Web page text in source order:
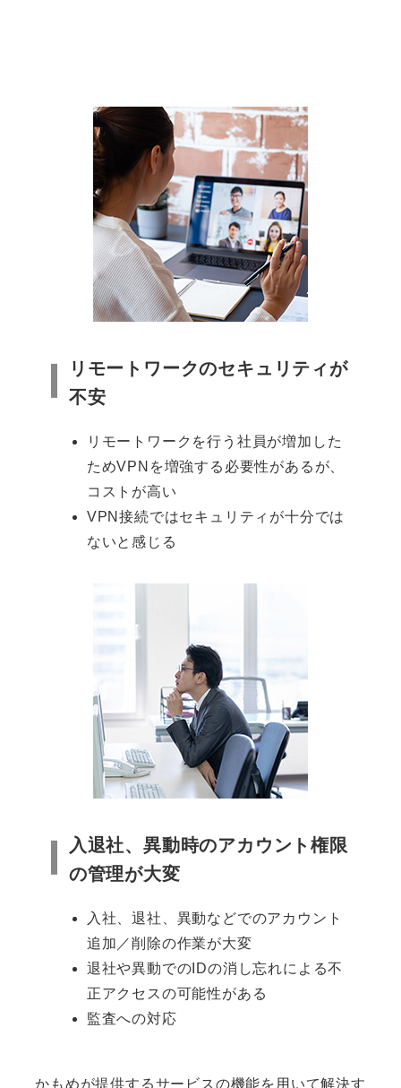
リモートワークのセキュリティが
不安
リモートワークを行う社員が増加した
ためVPNを増強する必要性があるが、
コストが高い
VPN接続ではセキュリティが十分では
ないと感じる
入退社、異動時のアカウント権限
の管理が大変
入社、退社、異動などでのアカウント
追加／削除の作業が大変
退社や異動でのIDの消し忘れによる不
正アクセスの可能性がある
監査への対応
かもめが提供するサービスの機能を用いて解決す